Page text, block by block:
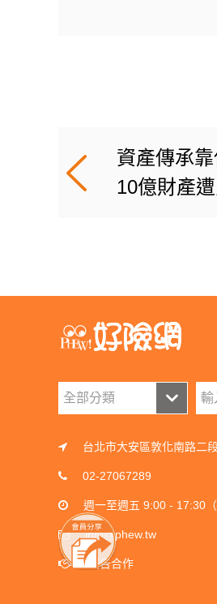
資產傳承
10億財產
台北市大安區敦化南路二
02-27067289
週一至週五 9:00 - 17:30（
info@phew.tw
廣告合作